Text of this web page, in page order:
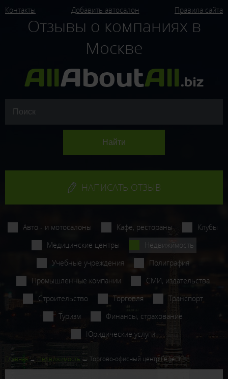
Контакты Добавить автосалон Правила сайта
Отзывы о компаниях в
Москве
НАПИСАТЬ ОТЗЫВ
Авто - и мотосалоны Кафе, рестораны
Клубы
Медицинские центры
Недвижимость
Учебные учреждения
Полиграфия
Промышленные компании
СМИ, издательства
Строительство
Торговля
Транспорт
Туризм
Финансы, страхование
Юридические услуги
Главная Недвижимость Торгово-офисный центр Гефест